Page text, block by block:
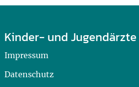
Kinder- und
Impressum
Datenschutz